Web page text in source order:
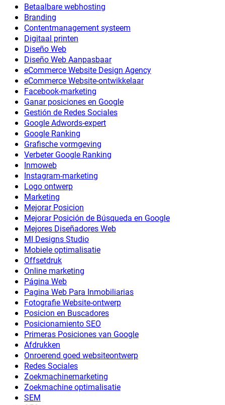
Betaalbare webhosting
Branding
Contentmanagement systeem
Digitaal printen
Diseño Web
Diseño Web Aanpasbaar
eCommerce Website Design Agency
eCommerce Website-ontwikkelaar
Facebook-marketing
Ganar posiciones en Google
Gestión de Redes Sociales
Google Adwords-expert
Google Ranking
Grafische vormgeving
Verbeter Google Ranking
Inmoweb
Instagram-marketing
Logo ontwerp
Marketing
Mejorar Posicion
Mejorar Posición de Búsqueda en Google
Mejores Diseñadores Web
MI Designs Studio
Mobiele optimalisatie
Offsetdruk
Online marketing
Página Web
Pagina Web Para Inmobiliarias
Fotografie Website-ontwerp
Posicion en Buscadores
Posicionamiento SEO
Primeras Posiciones van Google
Afdrukken
Onroerend goed websiteontwerp
Redes Sociales
Zoekmachinemarketing
Zoekmachine optimalisatie
SEM